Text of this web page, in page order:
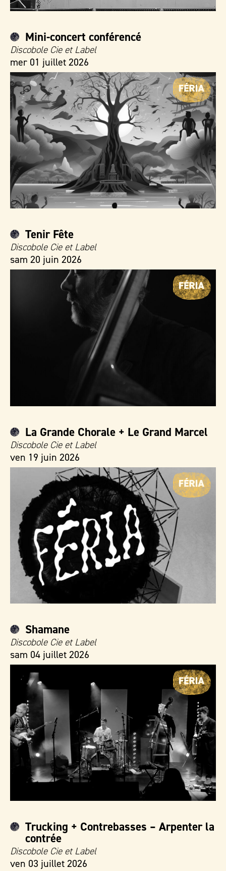
Mini-concert conférencé
Discobole Cie et Label
mer 01 juillet 2026
Tenir Fête
Discobole Cie et Label
sam 20 juin 2026
La Grande Chorale + Le Grand Marcel
Discobole Cie et Label
ven 19 juin 2026
Shamane
Discobole Cie et Label
sam 04 juillet 2026
Trucking + Contrebasses – Arpenter la
contrée
Discobole Cie et Label
ven 03 juillet 2026